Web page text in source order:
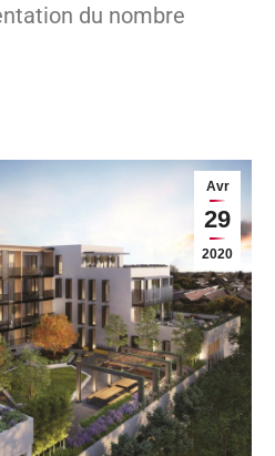
du nombre
Avr
29
2020